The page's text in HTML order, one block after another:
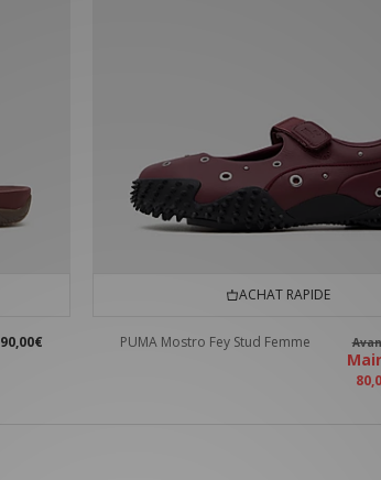
90,00€
ACHAT RAPIDE
PUMA Mostro Fey Stud Femme